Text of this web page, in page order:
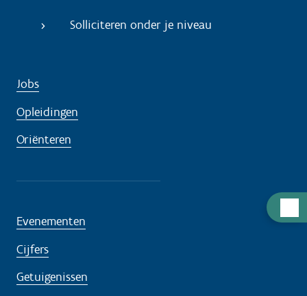
u
Solliciteren onder je niveau
Jobs
Opleidingen
Oriënteren
Evenementen
Cijfers
Getuigenissen